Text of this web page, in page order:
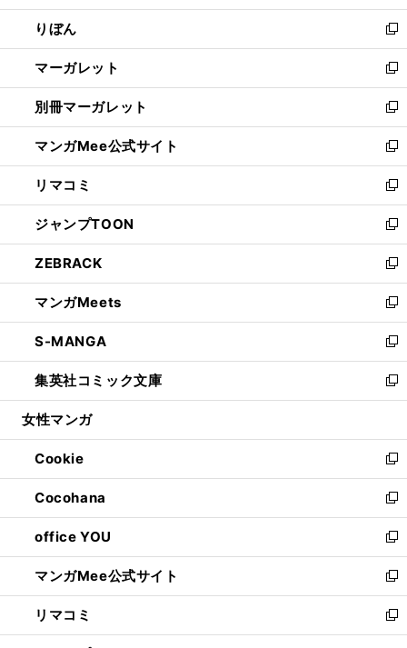
開
く
ウ
で
開
く
ン
ド
ウ
で
開
く
ウ
ィ
ン
ド
ウ
で
開
く
りぼん
新
し
い
ウ
ィ
ン
ド
ウ
で
開
く
マーガレット
新
し
い
ウ
ィ
ン
ド
ウ
で
開
く
別冊マーガレット
新
し
い
ウ
ィ
ン
ド
ウ
で
開
く
マンガMee公式サイト
新
し
い
ウ
ィ
ン
ド
ウ
で
開
く
リマコミ
新
し
い
ウ
ィ
ン
ド
ウ
で
開
く
ジャンプTOON
新
し
い
ウ
ィ
ン
ド
ウ
で
開
ZEBRACK
新
し
い
ウ
ィ
ン
ド
ウ
開
く
マンガMeets
新
し
い
ウ
ィ
ン
ウ
で
開
く
S-MANGA
新
し
い
ウ
ン
ド
ウ
で
開
く
集英社コミック文庫
新
し
ウ
ィ
ン
ド
ウ
で
開
く
女性マンガ
Cookie
新
し
い
ウ
ィ
ン
ド
ウ
で
開
Cocohana
新
し
い
ウ
ィ
ン
ド
ウ
office YOU
新
し
い
ウ
ィ
ン
マンガMee公式サイト
新
し
い
ウ
リマコミ
新
し